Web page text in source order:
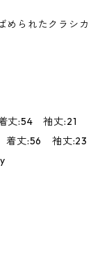
められたクラシカ
:54 袖丈:21
:56 袖丈:23